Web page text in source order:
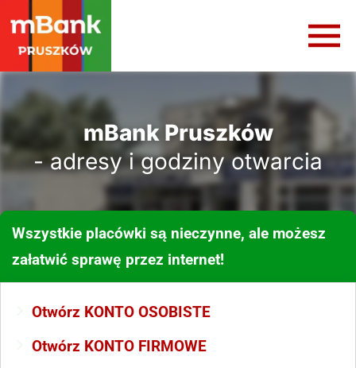
mBank Pruszków
- adresy i godziny otwarcia
Wszystkie placówki są nieczynne, ale możesz
załatwić sprawę przez internet!
Otwórz KONTO OSOBISTE
Otwórz KONTO FIRMOWE